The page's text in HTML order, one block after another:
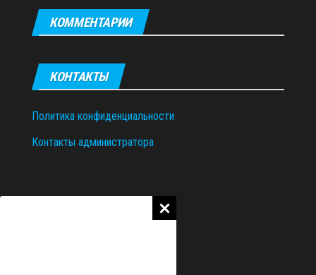
КОММЕНТАРИИ
КОНТАКТЫ
Политика конфиденциальности
Контакты администратора